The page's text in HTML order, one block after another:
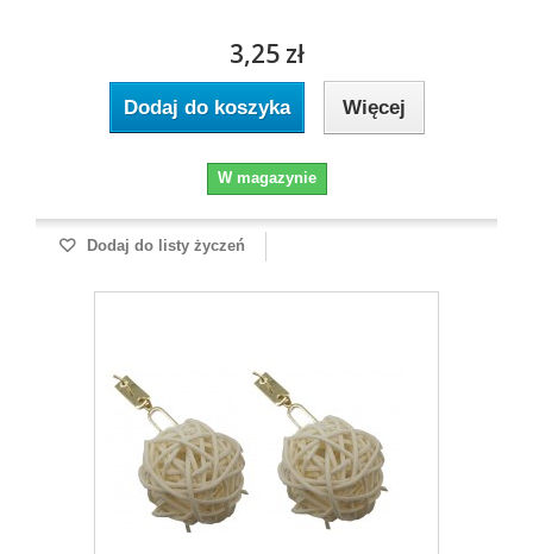
3,25 zł
Dodaj do koszyka Więcej
W magazynie
Dodaj do listy życzeń